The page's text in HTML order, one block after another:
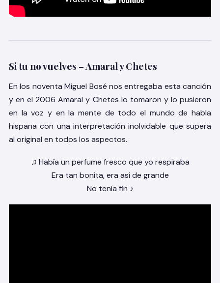
Si tu no vuelves – Amaral y Chetes
En los noventa Miguel Bosé nos entregaba esta canción
y en el 2006 Amaral y Chetes lo tomaron y lo pusieron
en la voz y en la mente de todo el mundo de habla
hispana con una interpretación inolvidable que supera
al original en todos los aspectos.
♫ Había un perfume fresco que yo respiraba
Era tan bonita, era así de grande
No tenía fin ♪